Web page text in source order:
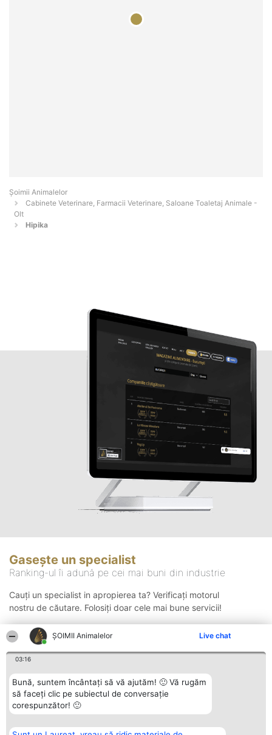
ŞOIMII Animalelor Live chat
03:16
Bună, suntem încântați să vă ajutăm! 🙂 Vă rugăm
să faceți clic pe subiectul de conversație
corespunzător! 🙂
Şoimii Animalelor
Cabinete Veterinare, Farmacii Veterinare, Saloane Toaletaj Animale -
Olt
Hipika
Gasește un specialist
Ranking-ul îi adună pe cei mai buni din industrie
Cauți un specialist in apropierea ta? Verificați motorul
nostru de căutare. Folosiți doar cele mai bune servicii!